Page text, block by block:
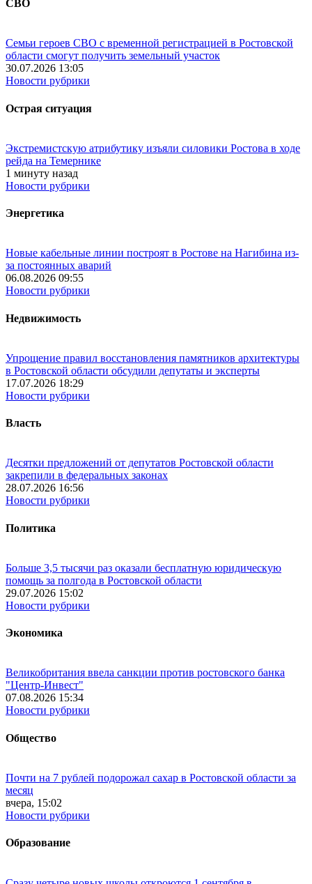
СВО
Семьи героев СВО с временной регистрацией в Ростовской
области смогут получить земельный участок
30.07.2026 13:05
Новости рубрики
Острая ситуация
Экстремистскую атрибутику изъяли силовики Ростова в ходе
рейда на Темернике
1 минуту назад
Новости рубрики
Энергетика
Новые кабельные линии построят в Ростове на Нагибина из-
за постоянных аварий
06.08.2026 09:55
Новости рубрики
Недвижимость
Упрощение правил восстановления памятников архитектуры
в Ростовской области обсудили депутаты и эксперты
17.07.2026 18:29
Новости рубрики
Власть
Десятки предложений от депутатов Ростовской области
закрепили в федеральных законах
28.07.2026 16:56
Новости рубрики
Политика
Больше 3,5 тысячи раз оказали бесплатную юридическую
помощь за полгода в Ростовской области
29.07.2026 15:02
Новости рубрики
Экономика
Великобритания ввела санкции против ростовского банка
"Центр-Инвест"
07.08.2026 15:34
Новости рубрики
Общество
Почти на 7 рублей подорожал сахар в Ростовской области за
месяц
вчера, 15:02
Новости рубрики
Образование